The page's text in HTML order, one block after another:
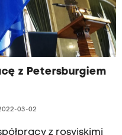
z Petersburgiem
03-02
z rosyjskimi